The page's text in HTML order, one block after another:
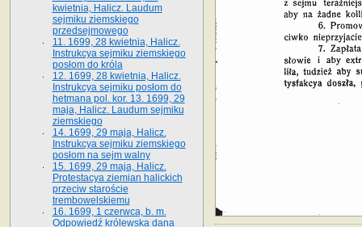
kwietnia, Halicz. Laudum
sejmiku ziemskiego
przedsejmowego
11. 1699, 28 kwietnia, Halicz.
Instrukcya sejmiku ziemskiego
posłom do króla
12. 1699, 28 kwietnia, Halicz.
Instrukcya sejmiku posłom do
hetmana pol. kor. 13. 1699, 29
maja, Halicz. Laudum sejmiku
ziemskiego
14. 1699, 29 maja, Halicz.
Instrukcya sejmiku ziemskiego
posłom na sejm walny
15. 1699, 29 maja, Halicz.
Protestacya ziemian halickich
przeciw staroście
trembowelskiemu
16. 1699, 1 czerwca, b. m.
Odpowiedź królewska dana